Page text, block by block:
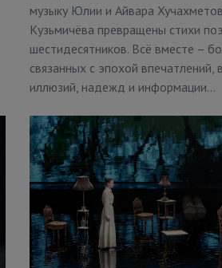
музыку Юлии и Айвара
Кузьмичёва превращены стихи
шестидесятников. Всё вместе –
связанных с эпохой впечатлений,
иллюзий, надежд и информации…